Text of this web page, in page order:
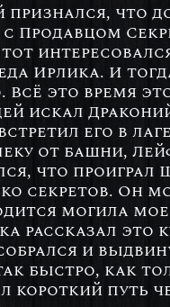
признался, что
с Продавцом
Ирлика. И
Всё это время
искал
его в
от башни,
что проиграл
секретов. Он
могила
рассказал это
и
быстро, как
короткий путь